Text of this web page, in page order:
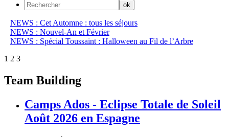
NEWS : Cet Automne : tous les séjours
NEWS : Nouvel-An et Février
NEWS : Spécial Toussaint : Halloween au Fil de l’Arbre
1 2 3
Team Building
Camps Ados - Eclipse Totale de Soleil
Août 2026 en Espagne